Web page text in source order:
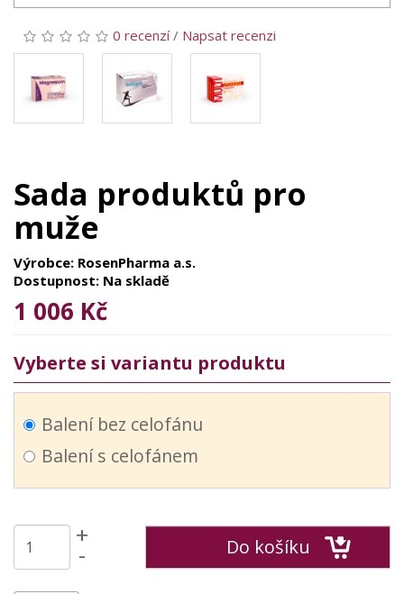
0 recenzí/ Napsat recenzi
Sada produktů pro
muže
Výrobce: RosenPharma a.s.
Dostupnost: Na skladě
1 006 Kč
Vyberte si variantu produktu
Balení bez celofánu
Balení s celofánem
+
- Do košíku